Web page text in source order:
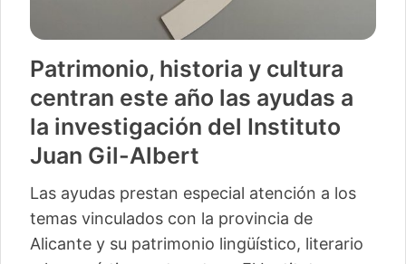
Patrimonio, historia y cultura
centran este año las ayudas a
la investigación del Instituto
Juan Gil-Albert
Las ayudas prestan especial atención a los
temas vinculados con la provincia de
Alicante y su patrimonio lingüístico, literario